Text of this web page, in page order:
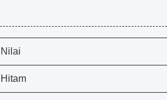
Nilai
Hitam